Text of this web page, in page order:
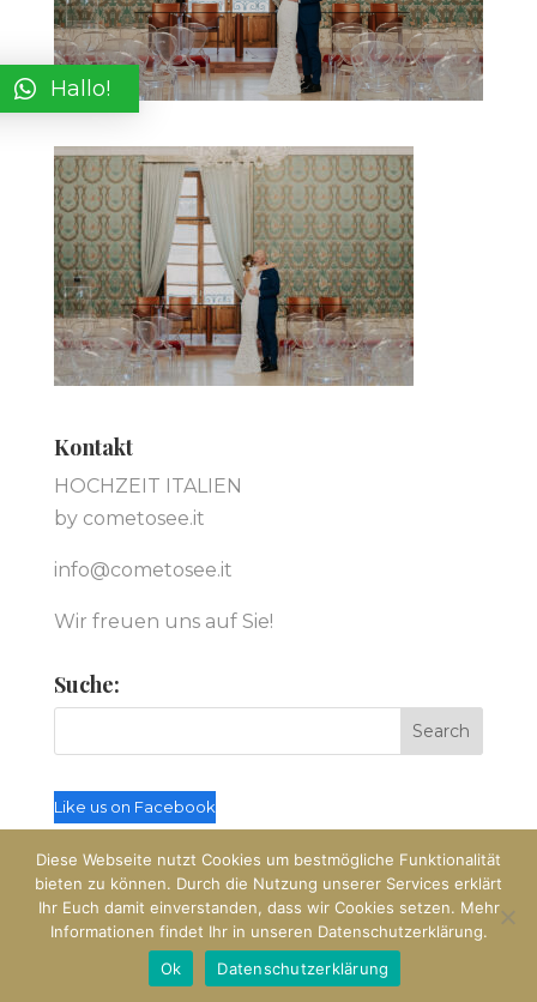
Kontakt
HOCHZEIT ITALIEN
by cometosee.it
info@cometosee.it
Wir freuen uns auf Sie!
Suche:
Like us on Facebook
© Hochzeit Italien by cometosee.it
Hallo!
Diese Webseite nutzt Cookies um bestmögliche Funktionalität
bieten zu können. Durch die Nutzung unserer Services erklärt
Ihr Euch damit einverstanden, dass wir Cookies setzen. Mehr
Informationen findet Ihr in unseren Datenschutzerklärung.
Ok
Datenschutzerklärung